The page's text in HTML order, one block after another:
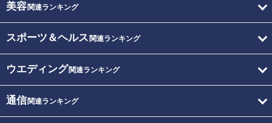
美容関連ランキング
スポーツ＆ヘルス 関連ランキング
ウエディング関連ランキング
通信関連ランキング